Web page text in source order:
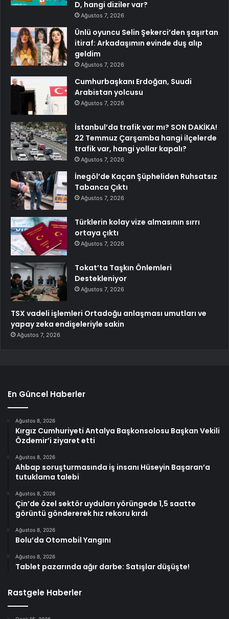
D, hangi diziler var?
Ağustos 7, 2026
Ünlü oyuncu Selin Şekerci’den şaşırtan
itiraf: Arkadaşımın evinde duş alıp
geldim
Ağustos 7, 2026
Cumhurbaşkanı Erdoğan, Suudi
Arabistan yolcusu
Ağustos 7, 2026
İstanbul’da trafik var mı? SON DAKİKA!
22 Temmuz Çarşamba hangi ilçelerde
trafik var, hangi yollar kapalı?
Ağustos 7, 2026
İnegöl’de Kaçan Şüpheliden Ruhsatsız
Tabanca Çıktı
Ağustos 7, 2026
Türklerin kolay vize almasının sırrı
ortaya çıktı
Ağustos 7, 2026
Tokat’ta Taşkın Önlemleri
Destekleniyor
Ağustos 7, 2026
TSX vadeli işlemleri Ortadoğu anlaşması umutları ve
yapay zeka endişeleriyle sakin
Ağustos 7, 2026
En Güncel Haberler
Ağustos 8, 2026
Kırgız Cumhuriyeti Antalya Başkonsolosu Başkan Vekili
Özdemir’i ziyaret etti
Ağustos 8, 2026
Ahbap soruşturmasında iş insanı Hüseyin Başaran’a
tutuklama talebi
Ağustos 8, 2026
Çin’de özel sektör uyduları yörüngede 1,5 saatte
görüntü göndererek hız rekoru kırdı
Ağustos 8, 2026
Bolu’da Otomobil Yangını
Ağustos 8, 2026
Tablet pazarında ağır darbe: Satışlar düşüşte!
Rastgele Haberler